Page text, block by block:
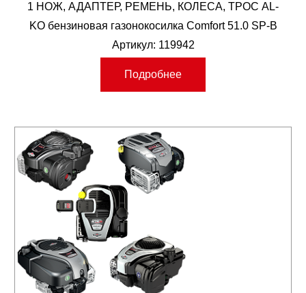
1 НОЖ, АДАПТЕР, РЕМЕНЬ, КОЛЕСА, ТРОС AL-
KO бензиновая газонокосилка Comfort 51.0 SP-B
Артикул: 119942
Подробнее